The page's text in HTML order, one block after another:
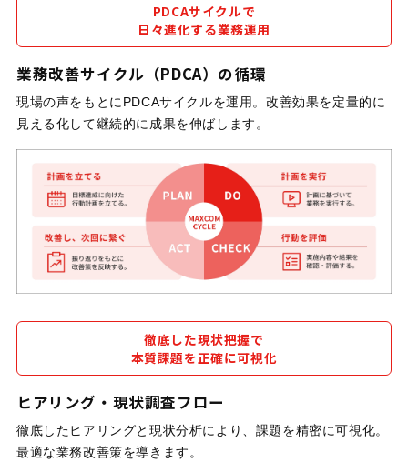
PDCAサイクルで
日々進化する業務運用
業務改善サイクル（PDCA）の循環
現場の声をもとにPDCAサイクルを運用。改善効果を定量的に
見える化して継続的に成果を伸ばします。
徹底した現状把握で
本質課題を正確に可視化
ヒアリング・現状調査フロー
徹底したヒアリングと現状分析により、課題を精密に可視化。
最適な業務改善策を導きます。